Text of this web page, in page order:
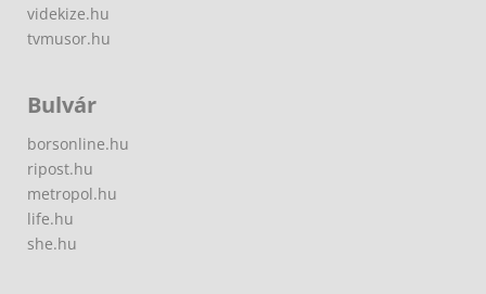
videkize.hu
tvmusor.hu
Bulvár
borsonline.hu
ripost.hu
metropol.hu
life.hu
she.hu